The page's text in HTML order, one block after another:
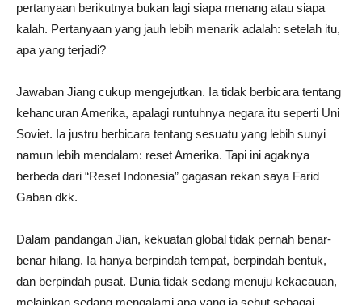
pertanyaan berikutnya bukan lagi siapa menang atau siapa
kalah. Pertanyaan yang jauh lebih menarik adalah: setelah itu,
apa yang terjadi?
Jawaban Jiang cukup mengejutkan. Ia tidak berbicara tentang
kehancuran Amerika, apalagi runtuhnya negara itu seperti Uni
Soviet. Ia justru berbicara tentang sesuatu yang lebih sunyi
namun lebih mendalam: reset Amerika. Tapi ini agaknya
berbeda dari “Reset Indonesia” gagasan rekan saya Farid
Gaban dkk.
Dalam pandangan Jian, kekuatan global tidak pernah benar-
benar hilang. Ia hanya berpindah tempat, berpindah bentuk,
dan berpindah pusat. Dunia tidak sedang menuju kekacauan,